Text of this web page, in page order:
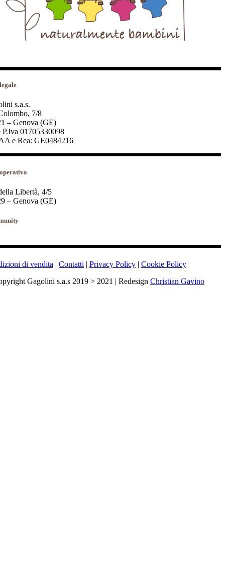
s.a.s.
7/8
– Genova (GE)
P.Iva 01705330098
e Rea: GE0484216
Libertà, 4/5
– Genova (GE)
di vendita | Contatti | Privacy Policy | Cookie Policy
Gagolini s.a.s 2019 > 2021 | Redesign Christian Gavino